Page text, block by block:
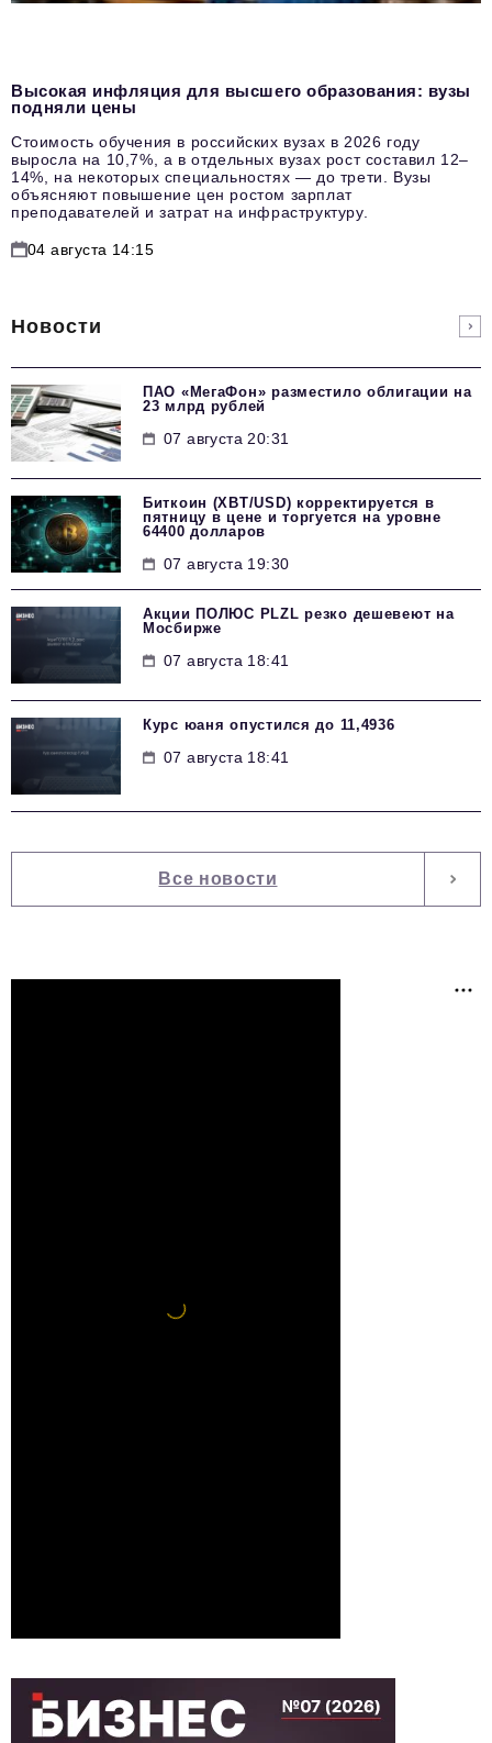
Высокая инфляция для высшего образования: вузы
подняли цены
Стоимость обучения в российских вузах в 2026 году
выросла на 10,7%, а в отдельных вузах рост составил 12–
14%, на некоторых специальностях — до трети. Вузы
объясняют повышение цен ростом зарплат
преподавателей и затрат на инфраструктуру.
04 августа 14:15
Новости
ПАО «МегаФон» разместило облигации на
23 млрд рублей
07 августа 20:31
Биткоин (XBT/USD) корректируется в
пятницу в цене и торгуется на уровне
64400 долларов
07 августа 19:30
Акции ПОЛЮС PLZL резко дешевеют на
Мосбирже
07 августа 18:41
Курс юаня опустился до 11,4936
07 августа 18:41
Все новости